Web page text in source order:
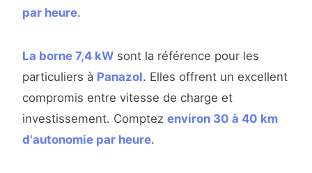
par heure.
La borne 7,4 kW sont la référence pour les
particuliers à Panazol. Elles offrent un excellent
compromis entre vitesse de charge et
investissement. Comptez environ 30 à 40 km
d'autonomie par heure.